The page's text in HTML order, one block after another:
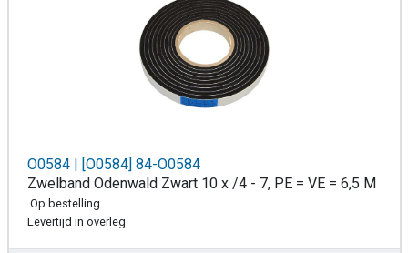
O0584 | [O0584] 84-O0584
Zwelband Odenwald Zwart 10 x /4 - 7, PE = VE = 6,5 M
Op bestelling
Levertijd in overleg